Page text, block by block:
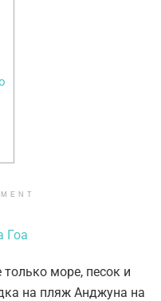
море, песок и
на пляж Анджуна на